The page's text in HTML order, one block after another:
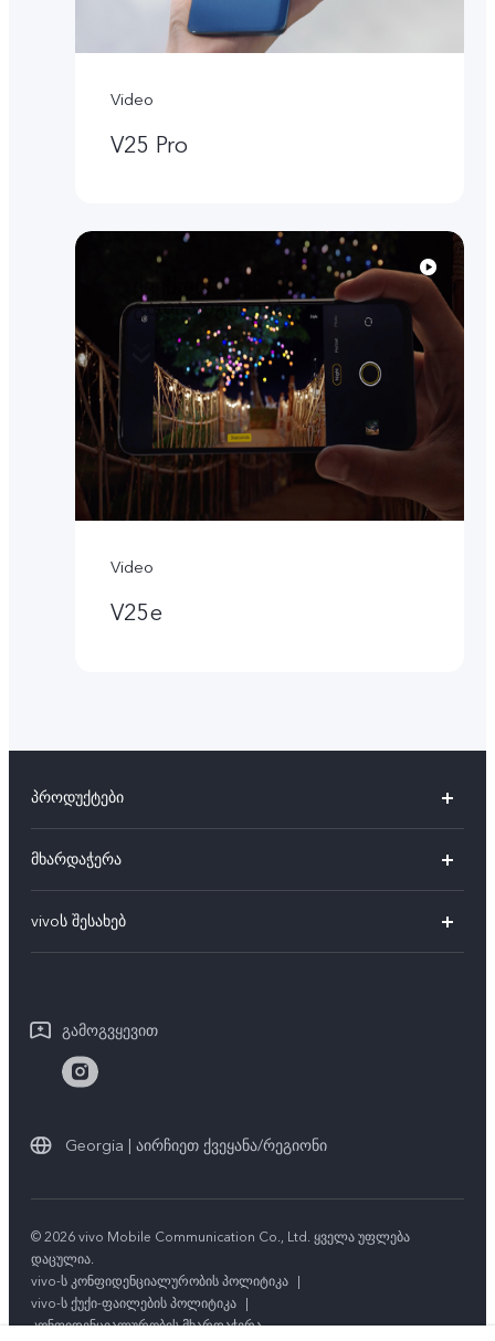
Video
V25 Pro
Video
V25e
პროდუქტები
V27e
V25 Pro
V25
ყველა მოდელი
მხარდაჭერა
სერვის ცენტრები
შეკეთების პროგრესის მოთხოვნა
vivoს გარანტიის ინსტრუქცია
vivoს შესახებ
იურიდიული ინფორმაცია
სტაბილურობა
გამოგვყევით
Georgia | აირჩიეთ ქვეყანა/რეგიონი
© 2026 vivo Mobile Communication Co., Ltd. ყველა უფლება
დაცულია.
vivo-ს კონფიდენციალურობის პოლიტიკა |
vivo-ს ქუქი-ფაილების პოლიტიკა |
კონფიდენციალურობის მხარდაჭერა